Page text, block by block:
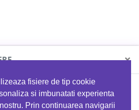
fisiere de tip cookie
si imbunatati experienta
Prin continuarea navigarii
×